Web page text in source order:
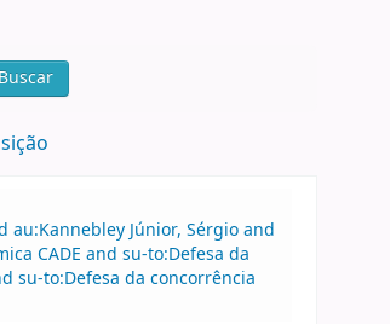
Buscar
au:Kannebley Júnior, Sérgio and
CADE and su-to:Defesa da
su-to:Defesa da concorrência